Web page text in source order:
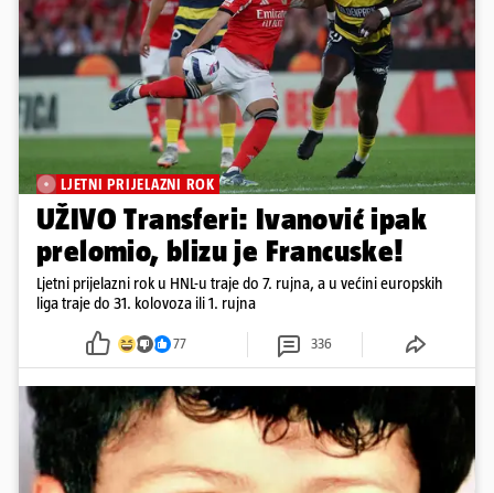
LJETNI PRIJELAZNI ROK
UŽIVO Transferi: Ivanović ipak
prelomio, blizu je Francuske!
Ljetni prijelazni rok u HNL-u traje do 7. rujna, a u većini europskih
liga traje do 31. kolovoza ili 1. rujna
77 336